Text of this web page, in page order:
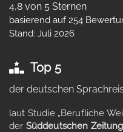
4,8 von 5 Sternen
basierend auf 254
Stand: Juli 2026
Top 5
der deutschen
laut Studie „Berufliche
der Süddeutschen Zeitung